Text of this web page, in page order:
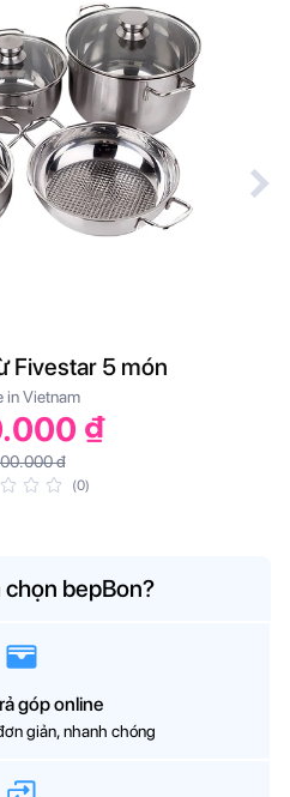
Fivestar 5 món
in Vietnam
₫
đ
(0)
chọn bepBon?
góp online
giản, nhanh chóng